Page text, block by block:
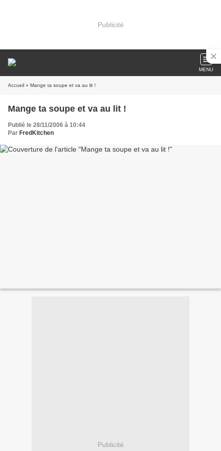
Publicité
MENU
Accueil » Mange ta soupe et va au lit !
Mange ta soupe et va au lit !
Publié le 28/11/2006 à 10:44
Par FredKitchen
Publicité